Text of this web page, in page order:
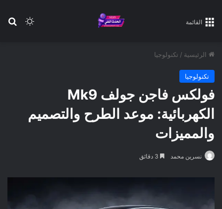
الوضع القائمة
الرئيسية / تكنولوجيا
تكنولوجيا
فولكس فاجن جولف Mk9
الكهربائية: موعد الطرح والتصميم
والمميزات
نسرين محمد